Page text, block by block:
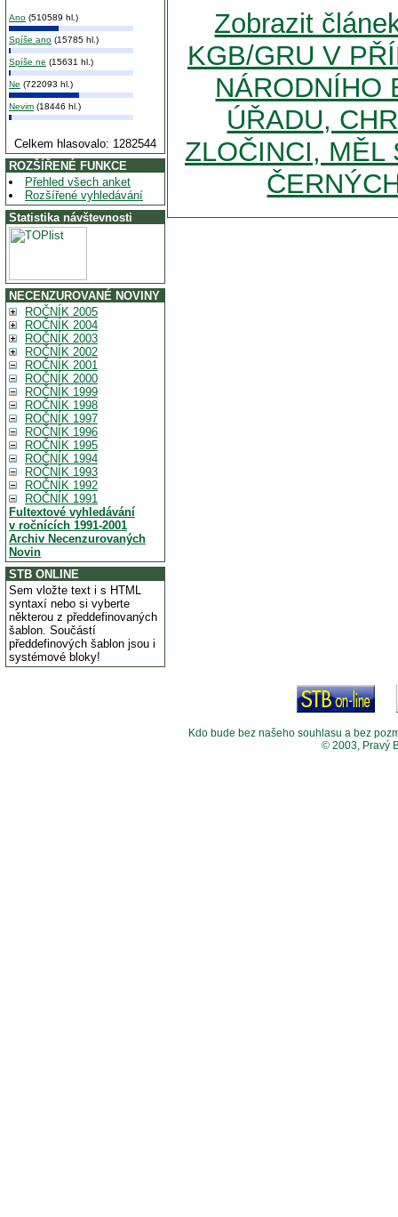
Ano (510589 hl.)
Spíše ano (15785 hl.)
Spíše ne (15631 hl.)
Ne (722093 hl.)
Nevim (18446 hl.)
Celkem hlasovalo: 1282544
ROZŠÍŘENÉ FUNKCE
Přehled všech anket
Rozšířené vyhledávání
Statistika návštevnosti
NECENZUROVANÉ NOVINY
ROČNÍK 2005
ROČNÍK 2004
ROČNÍK 2003
ROČNÍK 2002
ROČNÍK 2001
ROČNÍK 2000
ROČNÍK 1999
ROČNÍK 1998
ROČNÍK 1997
ROČNÍK 1996
ROČNÍK 1995
ROČNÍK 1994
ROČNÍK 1993
ROČNÍK 1992
ROČNÍK 1991
Fultextové vyhledávání
v ročnících 1991-2001
Archiv Necenzurovaných
Novin
STB ONLINE
Sem vložte text i s HTML
syntaxí nebo si vyberte
některou z předdefinovaných
šablon. Součástí
předdefinových šablon jsou i
systémové bloky!
Zobrazit
KGB/GRU V
NÁRODNÍHO
ÚŘADU,
ZLOČINCI, MĚL
Kdo bude bez našeho souhlasu a bez
© 2003, Pravý